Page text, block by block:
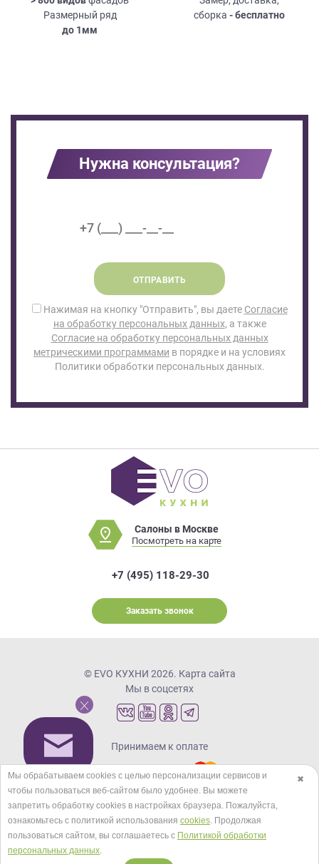
Размерный ряд
до 1мм
сборка - бесплатно
Нужна консультация?
ОТПРАВИТЬ
Нажимая на кнопку "Отправить", вы даете Согласие
на обработку персональных данных, а также
Согласие на обработку персональных данных
метрическими программами в порядке и на условиях
Политики обработки персональных данных.
Салоны в Москве
Посмотреть на карте
+7 (495) 118-29-30
Заказать звонок
© EVO КУХНИ 2026. Карта сайта
Мы в соцсетях
Принимаем к оплате
Кредиты и рассрочка
✖
Мы обрабатываем cookies с целью персонализации сервисов и
чтобы пользоваться веб-сайтом было удобнее. Вы можете
запретить обработку сookies в настройках браузера. Пожалуйста,
ознакомьтесь с политикой использования cookies. Продолжая
пользоваться сайтом, вы соглашаетесь с Политикой обработки
персональных данных.